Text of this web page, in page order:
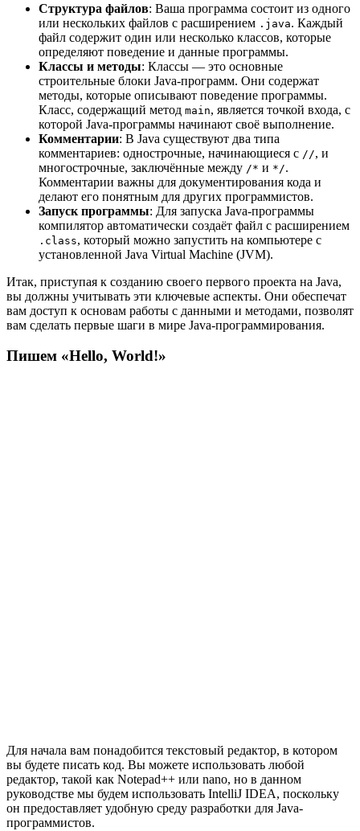
Структура файлов: Ваша программа состоит из одного
или нескольких файлов с расширением .java. Каждый
файл содержит один или несколько классов, которые
определяют поведение и данные программы.
Классы и методы: Классы — это основные
строительные блоки Java-программ. Они содержат
методы, которые описывают поведение программы.
Класс, содержащий метод main, является точкой входа, с
которой Java-программы начинают своё выполнение.
Комментарии: В Java существуют два типа
комментариев: однострочные, начинающиеся с //, и
многострочные, заключённые между /* и */.
Комментарии важны для документирования кода и
делают его понятным для других программистов.
Запуск программы: Для запуска Java-программы
компилятор автоматически создаёт файл с расширением
.class, который можно запустить на компьютере с
установленной Java Virtual Machine (JVM).
Итак, приступая к созданию своего первого проекта на Java,
вы должны учитывать эти ключевые аспекты. Они обеспечат
вам доступ к основам работы с данными и методами, позволят
вам сделать первые шаги в мире Java-программирования.
Пишем «Hello, World!»
Для начала вам понадобится текстовый редактор, в котором
вы будете писать код. Вы можете использовать любой
редактор, такой как Notepad++ или nano, но в данном
руководстве мы будем использовать IntelliJ IDEA, поскольку
он предоставляет удобную среду разработки для Java-
программистов.